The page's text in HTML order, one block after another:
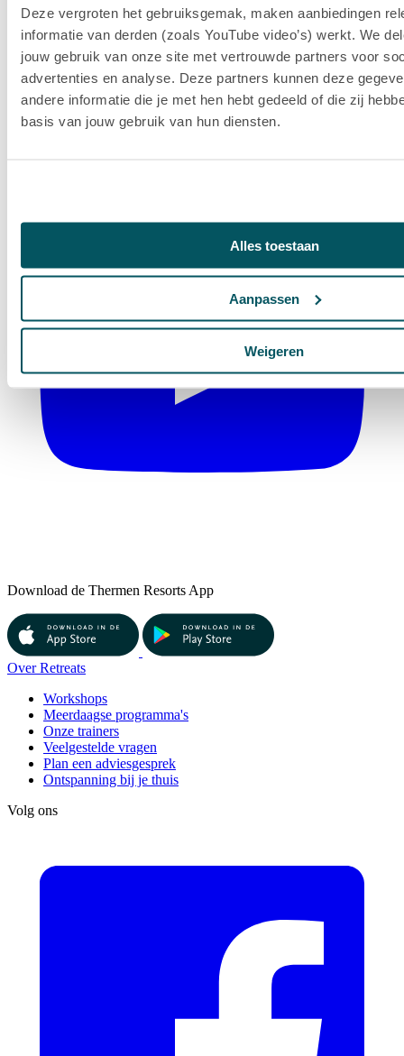
Deze vergroten het gebruiksgemak, maken aanbiedingen
informatie van derden (zoals YouTube video’s) werkt. We
jouw gebruik van onze site met vertrouwde partners voor
advertenties en analyse. Deze partners kunnen deze
andere informatie die je met hen hebt gedeeld of die zij
basis van jouw gebruik van hun diensten.
Alles toestaan
Aanpassen
Weigeren
Download de Thermen Resorts App
Over Retreats
Workshops
Meerdaagse programma's
Onze trainers
Veelgestelde vragen
Plan een adviesgesprek
Ontspanning bij je thuis
Volg ons